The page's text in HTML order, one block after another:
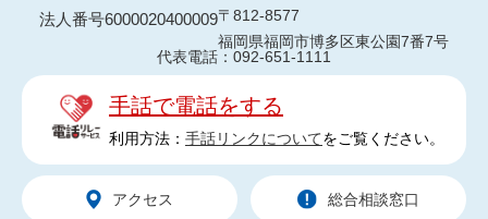
法人番号6000020400009〒812-8577
福岡県福岡市博多区東公園7番7号
代表電話：092-651-1111
手話で電話をする
利用方法： 手話リンクについてをご覧ください。
アクセス 総合相談窓口